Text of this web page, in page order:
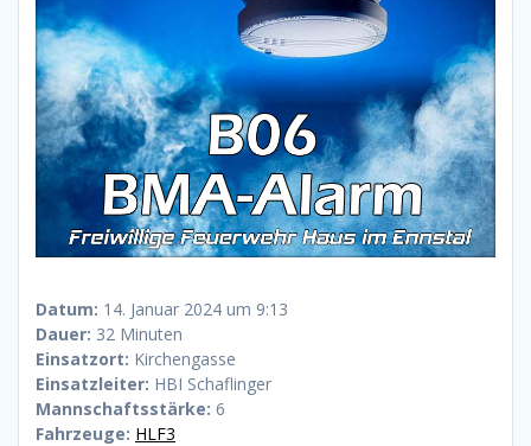
Datum: 14. Januar 2024 um 9:13
Dauer: 32 Minuten
Einsatzort: Kirchengasse
Einsatzleiter: HBI Schaflinger
Mannschaftsstärke: 6
Fahrzeuge: HLF3